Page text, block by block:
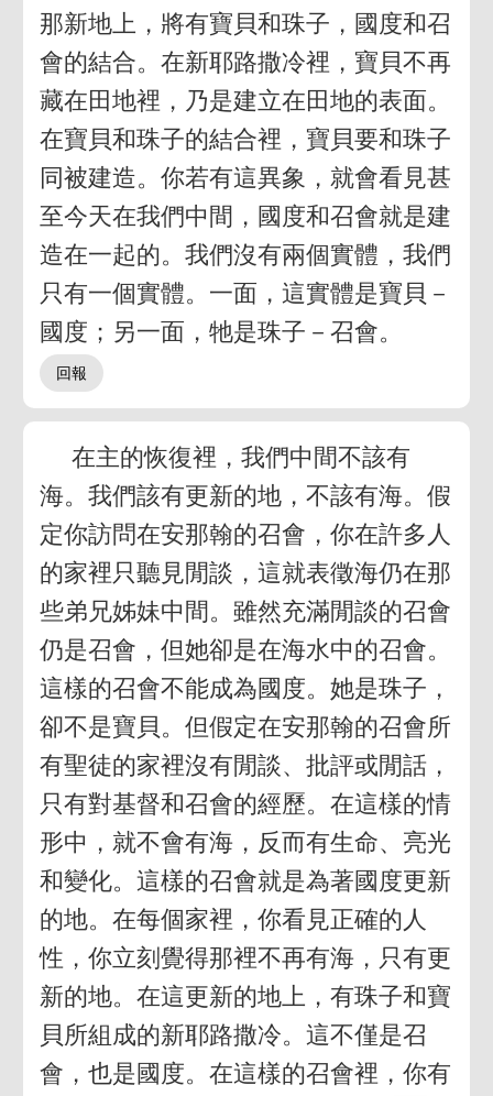
那新地上，將有寶貝和珠子，國度和召
會的結合。在新耶路撒冷裡，寶貝不再
藏在田地裡，乃是建立在田地的表面。
在寶貝和珠子的結合裡，寶貝要和珠子
同被建造。你若有這異象，就會看見甚
至今天在我們中間，國度和召會就是建
造在一起的。我們沒有兩個實體，我們
只有一個實體。一面，這實體是寶貝－
國度；另一面，牠是珠子－召會。
在主的恢復裡，我們中間不該有
海。我們該有更新的地，不該有海。假
定你訪問在安那翰的召會，你在許多人
的家裡只聽見閒談，這就表徵海仍在那
些弟兄姊妹中間。雖然充滿閒談的召會
仍是召會，但她卻是在海水中的召會。
這樣的召會不能成為國度。她是珠子，
卻不是寶貝。但假定在安那翰的召會所
有聖徒的家裡沒有閒談、批評或閒話，
只有對基督和召會的經歷。在這樣的情
形中，就不會有海，反而有生命、亮光
和變化。這樣的召會就是為著國度更新
的地。在每個家裡，你看見正確的人
性，你立刻覺得那裡不再有海，只有更
新的地。在這更新的地上，有珠子和寶
貝所組成的新耶路撒冷。這不僅是召
會，也是國度。在這樣的召會裡，你有